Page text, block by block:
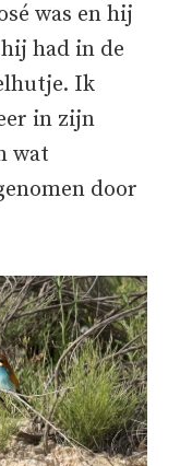
was en hij
had in de
Ik
in zijn
wat
door